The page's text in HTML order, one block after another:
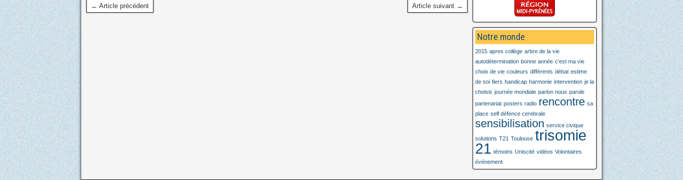
← Article précédent Article suivant →
Notre monde
2015 apres collège arbre de la vie
autodétermination bonne année c'est ma vie
choix de vie couleurs différents débat estime
de soi fiers handicap harmonie intervention je la
choisis journée mondiale parlon nous parole
partenariat posters radio rencontre sa
place self défence cerebrale
sensibilisation service civique
solutions T21 Toulouse trisomie
21 témoins Uniscité vidéos Volontaires
événement